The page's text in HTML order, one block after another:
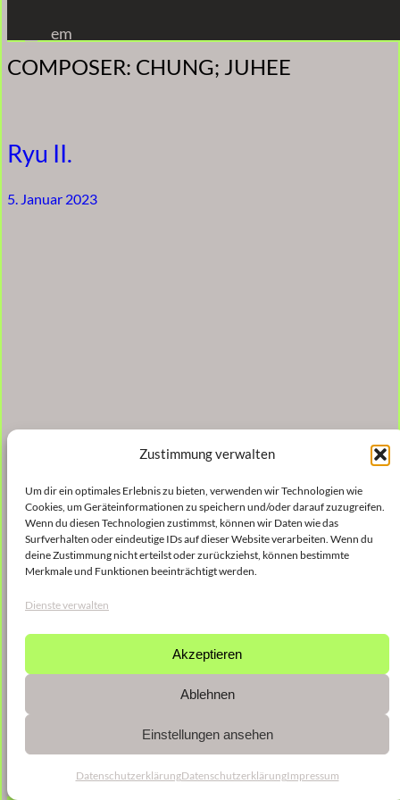
Zustimmung verwalten
Um dir ein optimales Erlebnis zu bieten, verwenden wir Technologien wie
Cookies, um Geräteinformationen zu speichern und/oder darauf zuzugreifen.
Wenn du diesen Technologien zustimmst, können wir Daten wie das
Surfverhalten oder eindeutige IDs auf dieser Website verarbeiten. Wenn du
deine Zustimmung nicht erteilst oder zurückziehst, können bestimmte
Merkmale und Funktionen beeinträchtigt werden.
Dienste verwalten
Akzeptieren
Ablehnen
Einstellungen ansehen
DatenschutzerklärungDatenschutzerklärungImpressum
Inhalt
springen
em
COMPOSER: CHUNG; JUHEE
Ryu II.
5. Januar 2023